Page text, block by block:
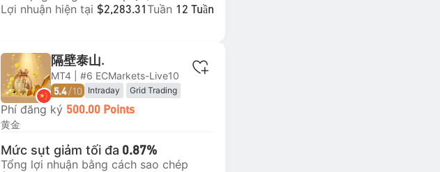
Lợi nhuận hiện tại $2,283.31 Tuần 12 Tuần
隔壁泰山.
MT4 | #6 ECMarkets-Live10
5.4 /10 Intraday Grid Trading
Phí đăng ký 500.00 Points
黄金
Mức sụt giảm tối đa 0.87%
Tổng lợi nhuận bằng cách sao chép